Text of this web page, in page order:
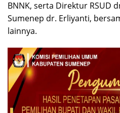
BNNK, serta Direktur RSUD
Sumenep dr. Erliyanti,
lainnya.